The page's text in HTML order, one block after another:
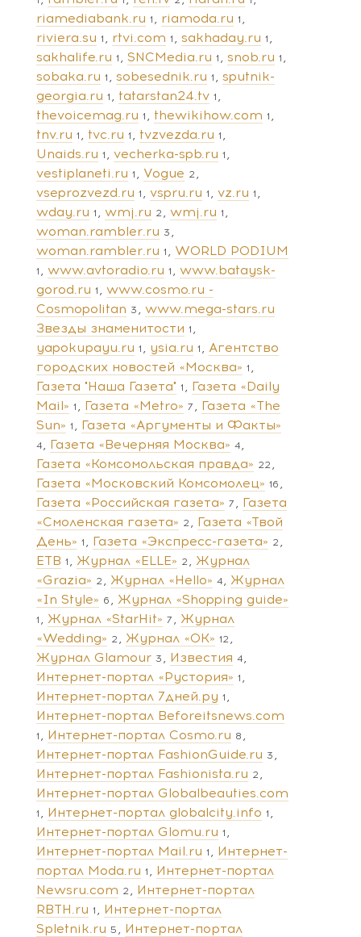
riamediabank.ru 1 riamoda.ru 1
riviera.su 1 rtvi.com 1 sakhaday.ru 1
sakhalife.ru 1 SNCMedia.ru 1 snob.ru 1
sobaka.ru 1 sobesednik.ru 1
sputnik-
georgia.ru 1 tatarstan24.tv 1
thevoicemag.ru 1 thewikihow.com 1
tnv.ru 1 tvc.ru 1 tvzvezda.ru 1
Unaids.ru 1 vecherka-spb.ru 1
vestiplaneti.ru 1 Vogue 2
vseprozvezd.ru 1 vspru.ru 1 vz.ru 1
wday.ru 1 wmj.ru 2 wmj.ru 1
woman.rambler.ru 3
woman.rambler.ru 1 WORLD PODIUM
1 www.avtoradio.ru 1
www.bataysk-
gorod.ru 1
www.cosmo.ru -
Cosmopolitan 3
www.mega-stars.ru
Звезды знаменитости 1
yapokupayu.ru 1 ysia.ru 1
Агентство
городских новостей «Москва» 1
Газета "Наша Газета" 1
Газета «Daily
Mail» 1 Газета «Metro» 7
Газета «The
Sun» 1 Газета «Аргументы и Факты»
4 Газета «Вечерняя Москва» 4
Газета «Комсомольская правда» 22
Газета «Московский Комсомолец» 16
Газета «Российская газета» 7
Газета
«Смоленская газета» 2
Газета «Твой
День» 1 Газета «Экспресс-газета» 2
ЕТВ 1 Журнал «ELLE» 2
Журнал
«Grazia» 2 Журнал «Hello» 4
Журнал
«In Style» 6 Журнал «Shopping guide»
1 Журнал «StarHit» 7
Журнал
«Wedding» 2 Журнал «ОК» 12
Журнал Glamour 3 Известия 4
Интернет-портал «Рустория» 1
Интернет-портал 7дней.ру 1
Интернет-портал Beforeitsnews.com
1 Интернет-портал Cosmo.ru 8
Интернет-портал FashionGuide.ru 3
Интернет-портал Fashionista.ru 2
Интернет-портал Globalbeauties.com
1 Интернет-портал globalcity.info 1
Интернет-портал Glomu.ru 1
Интернет-портал Mail.ru 1
Интернет-
портал Moda.ru 1
Интернет-портал
Newsru.com 2
Интернет-портал
RBTH.ru 1
Интернет-портал
Spletnik.ru 5
Интернет-портал